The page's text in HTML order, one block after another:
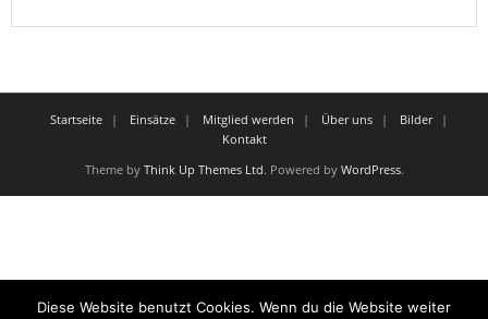
Startseite Einsätze Mitglied werden Über uns
Bilder
Kontakt
Theme by Think Up Themes Ltd. Powered by WordPress.
Diese Website benutzt Cookies. Wenn du die Website weiter